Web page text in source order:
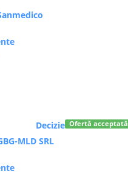
Ofertă acceptată
Decizie
MLD SRL